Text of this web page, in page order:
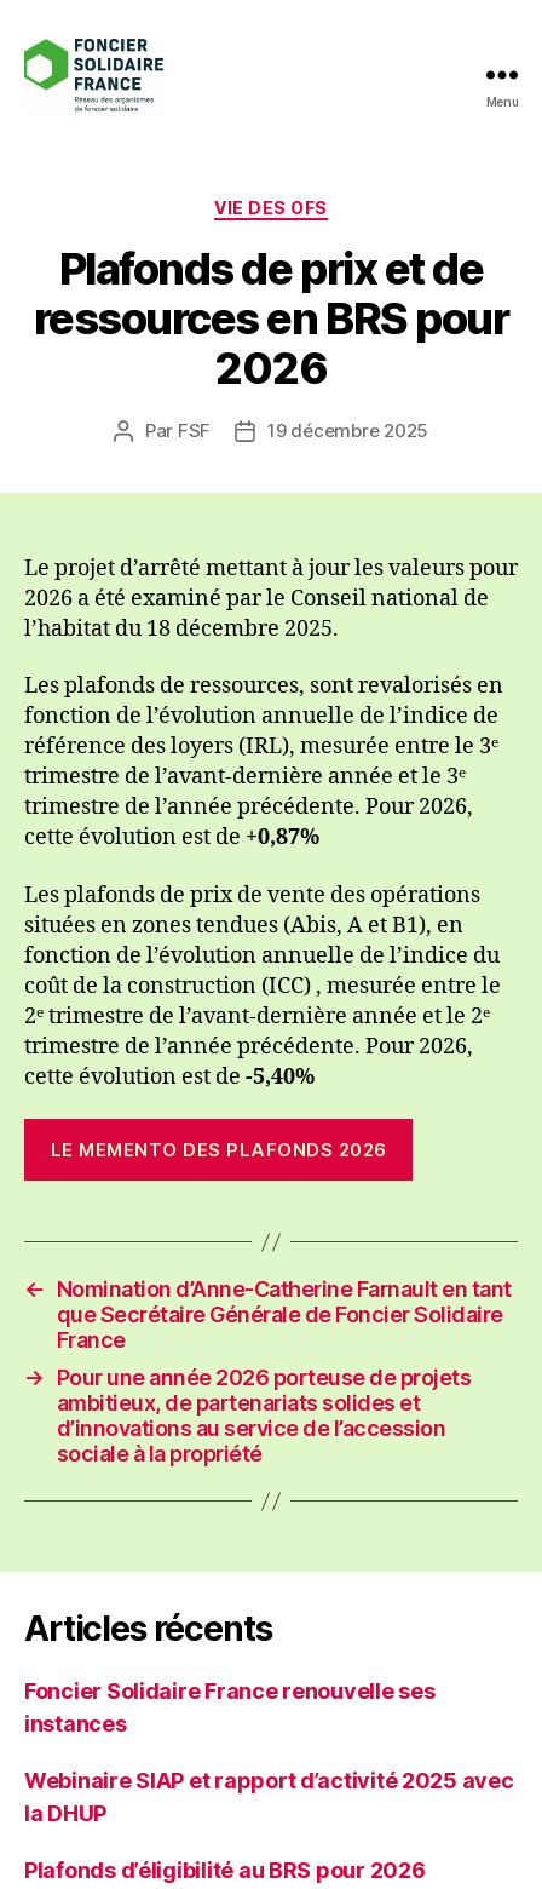
Menu
Catégories
VIE DES OFS
Plafonds de prix et de
ressources en BRS pour
2026
Auteur
Par FSF
Date19 décembre 2025
Le projet d’arrêté mettant à jour les valeurs pour
2026 a été examiné par le Conseil national de
l’habitat du 18 décembre 2025.
Les plafonds de ressources, sont revalorisés en
fonction de l’évolution annuelle de l’indice de
référence des loyers (IRL), mesurée entre le 3ᵉ
trimestre de l’avant-dernière année et le 3ᵉ
trimestre de l’année précédente. Pour 2026,
cette évolution est de +0,87%
Les plafonds de prix de vente des opérations
situées en zones tendues (Abis, A et B1), en
fonction de l’évolution annuelle de l’indice du
coût de la construction (ICC) , mesurée entre le
2ᵉ trimestre de l’avant-dernière année et le 2ᵉ
trimestre de l’année précédente. Pour 2026,
cette évolution est de -5,40%
LE MEMENTO DES PLAFONDS 2026
←
Nomination d’Anne-Catherine Farnault en tant
que Secrétaire Générale de Foncier Solidaire
France
→
Pour une année 2026 porteuse de projets
ambitieux, de partenariats solides et
d’innovations au service de l’accession
sociale à la propriété
Articles récents
Foncier Solidaire France renouvelle ses
instances
Webinaire SIAP et rapport d’activité 2025 avec
la DHUP
Plafonds d’éligibilité au BRS pour 2026